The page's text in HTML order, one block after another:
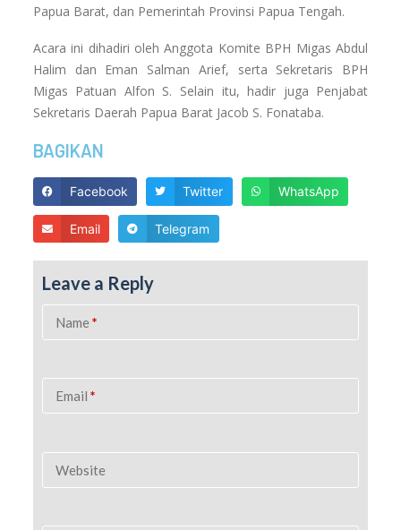
Papua Barat, dan Pemerintah Provinsi Papua Tengah.
Acara ini dihadiri oleh Anggota Komite BPH Migas Abdul
Halim dan Eman Salman Arief, serta Sekretaris BPH
Migas Patuan Alfon S. Selain itu, hadir juga Penjabat
Sekretaris Daerah Papua Barat Jacob S. Fonataba.
BAGIKAN
Facebook Twitter WhatsApp
Email Telegram
Leave a Reply
Name *
Email *
Website